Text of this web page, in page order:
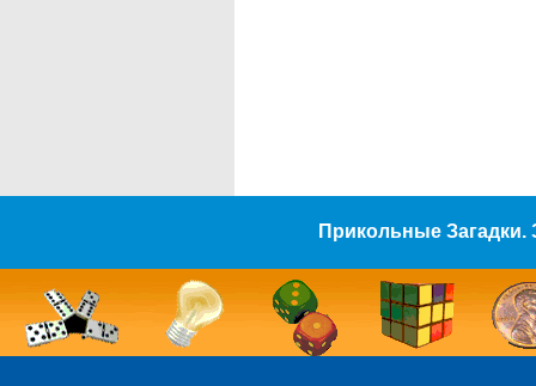
Прикольные Загадки.